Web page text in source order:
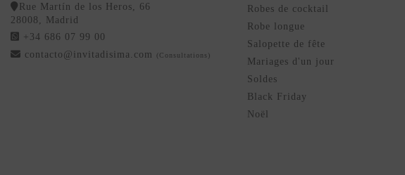
Rue Martín de los Heros, 66
28008, Madrid
+34 686 07 99 00
contacto@invitadisima.com
(Consultations)
Robes de cocktail
Robe longue
Salopette de fête
Mariages d'un jour
Soldes
Black Friday
Noël